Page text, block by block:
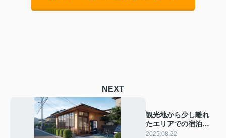
NEXT
観光地から少し離れ
たエリアでの宿泊施
設経営とは？需要や
2025.08.22